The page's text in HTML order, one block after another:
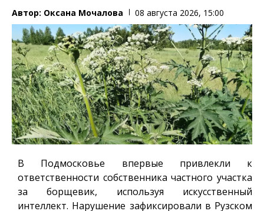
Автор: Оксана Мочалова 08 августа 2026, 15:00
В Подмосковье впервые привлекли к
ответственности собственника частного участка
за борщевик, используя искусственный
интеллект. Нарушение зафиксировали в Рузском